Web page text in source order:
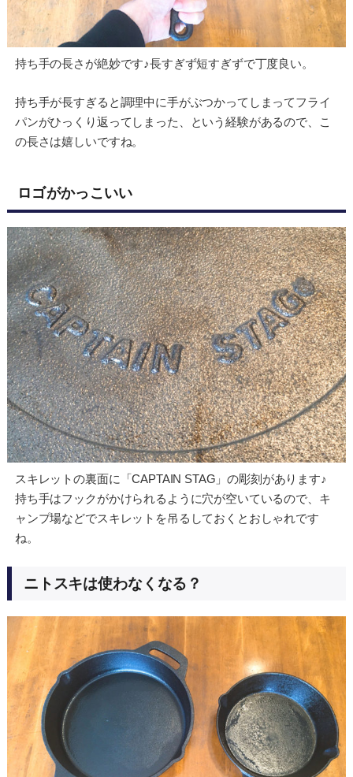
持ち手の長さが絶妙です♪長すぎず短すぎずで丁度良い。
持ち手が長すぎると調理中に手がぶつかってしまってフライ
パンがひっくり返ってしまった、という経験があるので、こ
の長さは嬉しいですね。
ロゴがかっこいい
スキレットの裏面に「CAPTAIN STAG」の彫刻があります♪
持ち手はフックがかけられるように穴が空いているので、キ
ャンプ場などでスキレットを吊るしておくとおしゃれです
ね。
ニトスキは使わなくなる？